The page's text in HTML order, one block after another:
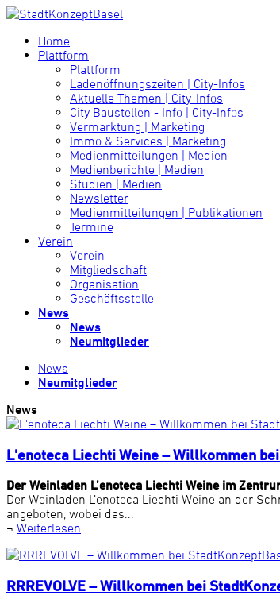
Home
Plattform
Plattform
Ladenöffnungszeiten | City-Infos
Aktuelle Themen | City-Infos
City Baustellen - Info | City-Infos
Vermarktung | Marketing
Immo & Services | Marketing
Medienmitteilungen | Medien
Medienberichte | Medien
Studien | Medien
Newsletter
Medienmitteilungen | Publikationen
Termine
Verein
Verein
Mitgliedschaft
Organisation
Geschäftsstelle
News
News
Neumitglieder
News
Neumitglieder
News
L'enoteca Liechti Weine – Willkommen
Der Weinladen L’enoteca Liechti Weine im
Der Weinladen L’enoteca Liechti Weine an der
angeboten, wobei das...
¬ Weiterlesen
RRREVOLVE – Willkommen bei